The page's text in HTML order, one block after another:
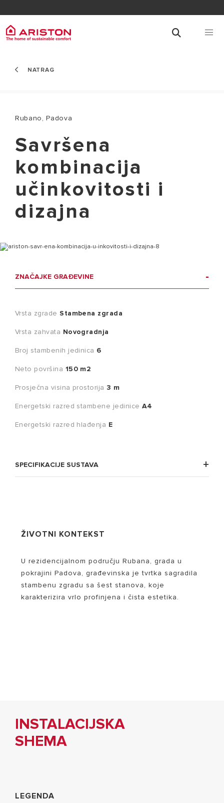
NATRAG
Rubano, Padova
Savršena
kombinacija
učinkovitosti i
dizajna
ZNAČAJKE GRAĐEVINE
Vrsta zgrade Stambena zgrada
Vrsta zahvata Novogradnja
Broj stambenih jedinica 6
Neto površina 150 m2
Prosječna visina prostorija 3 m
Energetski razred stambene jedinice A4
Energetski razred hlađenja E
SPECIFIKACIJE SUSTAVA
ŽIVOTNI KONTEKST
U rezidencijalnom području Rubana, grada u
pokrajini Padova, građevinska je tvrtka sagradila
stambenu zgradu sa šest stanova, koje
karakterizira vrlo profinjena i čista estetika.
INSTALACIJSKA
SHEMA
LEGENDA